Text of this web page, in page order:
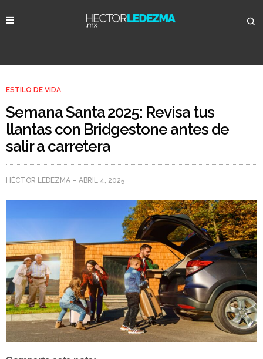
ESTILO DE VIDA
Semana Santa 2025: Revisa tus
llantas con Bridgestone antes de
salir a carretera
HÉCTOR LEDEZMA ABRIL 4, 2025